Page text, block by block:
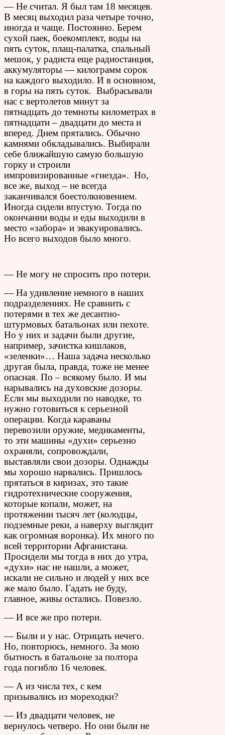
— Не считал. Я был там 18 месяцев.
В месяц выходил раза четыре точно,
иногда и чаще. Постоянно. Берем
сухой паек, боекомплект, воды на
пять суток, плащ-палатка, спальный
мешок, у радиста еще радиостанция,
аккумуляторы — килограмм сорок
на каждого выходило. И в основном,
в горы на пять суток. Выбрасывали
нас с вертолетов минут за
пятнадцать до темноты километрах в
пятнадцати – двадцати до места и
вперед. Днем прятались. Обычно
камнями обкладывались. Выбирали
себе ближайшую самую большую
горку и строили
импровизированные «гнезда». Но,
все же, выход – не всегда
заканчивался боестолкновением.
Иногда сидели впустую. Тогда по
окончании воды и еды выходили в
место «забора» и эвакуировались.
Но всего выходов было много.
— Не могу не спросить про потери.
— На удивление немного в наших
подразделениях. Не сравнить с
потерями в тех же десантно-
штурмовых батальонах или пехоте.
Но у них и задачи были другие,
например, зачистка кишлаков,
«зеленки»… Наша задача несколько
другая была, правда, тоже не менее
опасная. По – всякому было. И мы
нарывались на духовские дозоры.
Если мы выходили по наводке, то
нужно готовиться к серьезной
операции. Когда караваны
перевозили оружие, медикаменты,
то эти машины «духи» серьезно
охраняли, сопровождали,
выставляли свои дозоры. Однажды
мы хорошо нарвались. Пришлось
прятаться в киризах, это такие
гидротехнические сооружения,
которые копали, может, на
протяжении тысяч лет (колодцы,
подземные реки, а наверху выглядит
как огромная воронка). Их много по
всей территории Афганистана.
Просидели мы тогда в них до утра,
«духи» нас не нашли, а может,
искали не сильно и людей у них все
же мало было. Гадать не буду,
главное, живы остались. Повезло.
— И все же про потери.
— Были и у нас. Отрицать нечего.
Но, повторюсь, немного. За мою
бытность в батальоне за полтора
года погибло 16 человек.
— А из числа тех, с кем
призывались из мореходки?
— Из двадцати человек, не
вернулось четверо. Но они были не